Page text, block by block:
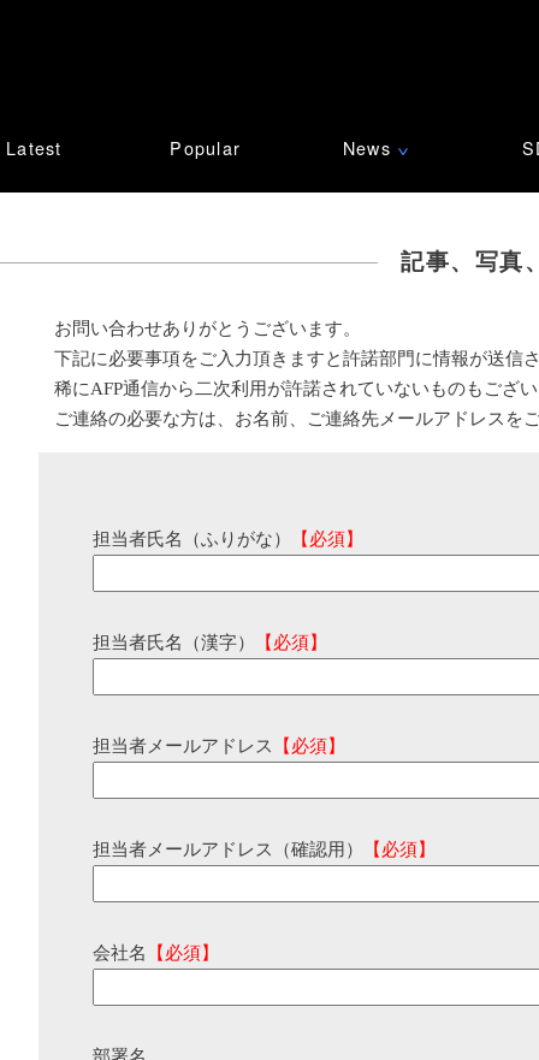
Latest Popular News ∨
記事、写真
お問い合わせありがとうございます。
下記に必要事項をご入力頂きますと許諾部門に情報が送信
稀にAFP通信から二次利用が許諾されていないものもござ
ご連絡の必要な方は、お名前、ご連絡先メールアドレスを
担当者氏名（ふりがな） 【必須】
担当者氏名（漢字） 【必須】
担当者メールアドレス 【必須】
担当者メールアドレス（確認用） 【必須】
会社名 【必須】